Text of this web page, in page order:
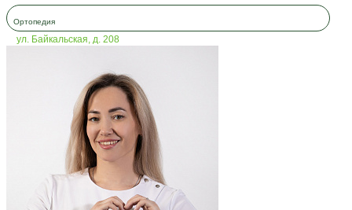
Ортопедия
ул. Байкальская, д. 208